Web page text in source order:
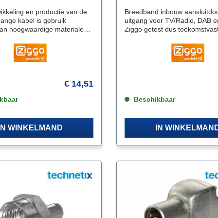
en productie van de
kabel is gebruik
hoogwaardige materialen
Hoge
geen beïnvloeding van uw
Op de kabels
connector gemonteerd met
aansluitkabel heeft
ook aan de hoge Europese eisen.
€ 14,51
IN WINKELMAND
Breedband inbouw
uitgang voor TV/Radio, DAB
Ziggo getest dus
Beschikbaar
IN